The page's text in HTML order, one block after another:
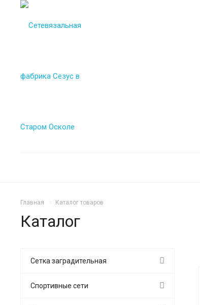
Главная Каталог товаров
Каталог
Сетка заградительная
Спортивные сети